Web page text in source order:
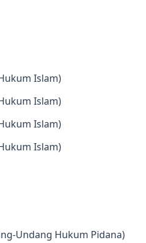
Islam)
Islam)
Islam)
Islam)
Undang Hukum Pidana)